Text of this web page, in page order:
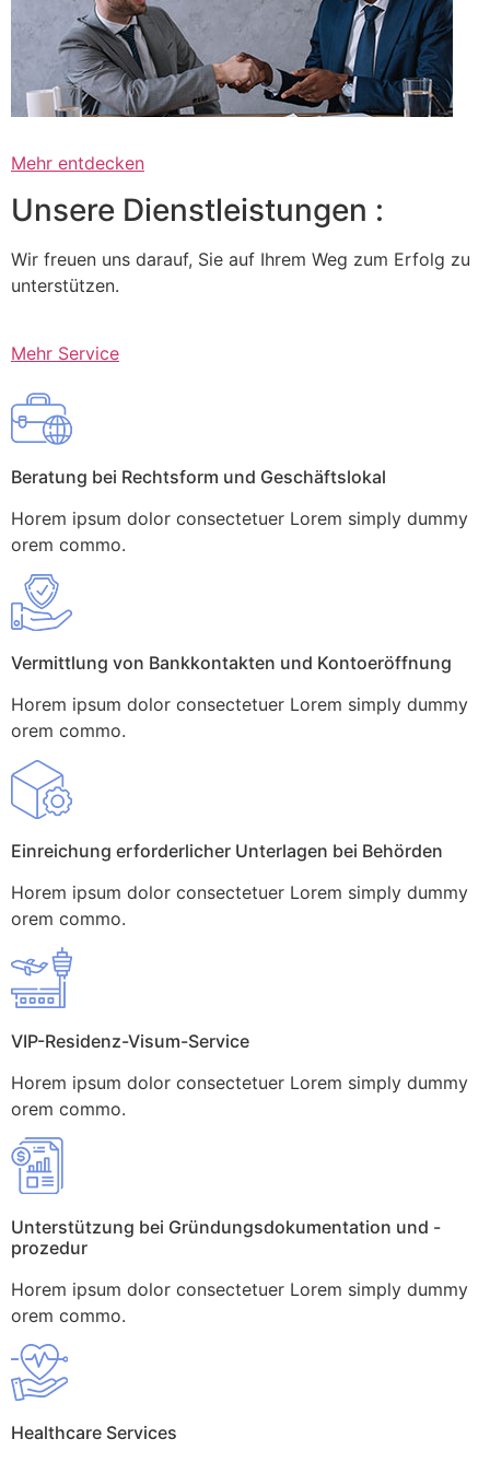
Mehr entdecken
Unsere Dienstleistungen :
Wir freuen uns darauf, Sie auf Ihrem Weg zum Erfolg zu
unterstützen.
Mehr Service
Beratung bei Rechtsform und Geschäftslokal
Horem ipsum dolor consectetuer Lorem simply dummy
orem commo.
Vermittlung von Bankkontakten und Kontoeröffnung
Horem ipsum dolor consectetuer Lorem simply dummy
orem commo.
Einreichung erforderlicher Unterlagen bei Behörden
Horem ipsum dolor consectetuer Lorem simply dummy
orem commo.
VIP-Residenz-Visum-Service
Horem ipsum dolor consectetuer Lorem simply dummy
orem commo.
Unterstützung bei Gründungsdokumentation und -
prozedur
Horem ipsum dolor consectetuer Lorem simply dummy
orem commo.
Healthcare Services